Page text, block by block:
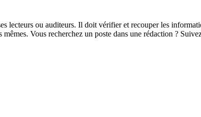
lecteurs ou auditeurs. Il doit vérifier et recouper les
Vous recherchez un poste dans une rédaction ?